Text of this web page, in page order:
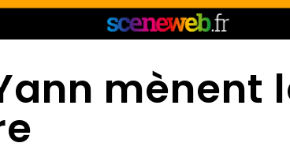
mènent